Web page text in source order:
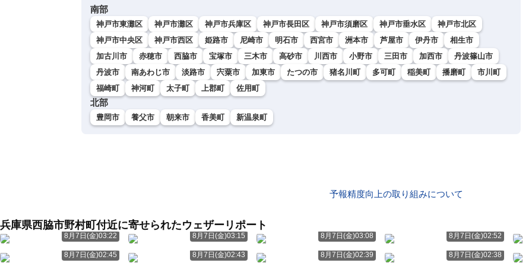
南部
神戸市東灘区 神戸市灘区 神戸市兵庫区 神戸市長田区 神戸市須磨区 神戸市垂水区
神戸市北区
神戸市中央区
神戸市西区 姫路市 尼崎市 明石市 西宮市 洲本市 芦屋市 伊丹市
相生市
加古川市
赤穂市 西脇市 宝塚市 三木市 高砂市 川西市 小野市 三田市 加西市
丹波篠山市
丹波市
南あわじ市 淡路市 宍粟市 加東市 たつの市 猪名川町 多可町 稲美町 播磨町
市川町
福崎町
神河町 太子町 上郡町 佐用町
北部
豊岡市 養父市 朝来市 香美町 新温泉町
予報精度向上の取り組みについて
兵庫県西脇市野村町付近に寄せられたウェザーリポート
8月7日(金)03:22 8月7日(金)03:15 8月7日(金)03:08 8月7日(金)02:52
8月7日(金)02:45 8月7日(金)02:43 8月7日(金)02:39 8月7日(金)02:38